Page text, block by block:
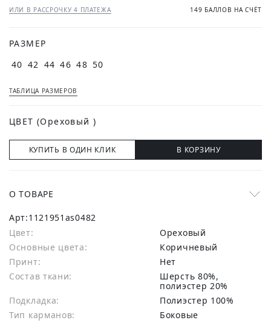
ИЛИ В РАССРОЧКУ 4 ПЛАТЕЖА 149 БАЛЛОВ НА СЧЁТ
РАЗМЕР
40 42 44 46 48 50
ТАБЛИЦА РАЗМЕРОВ
ЦВЕТ (Ореховый )
КУПИТЬ В ОДИН КЛИК В КОРЗИНУ
О ТОВАРЕ
Арт:1121951as0482
Цвет:
Ореховый
Основные цвета:
коричневый
Принт:
Нет
Состав ткани:
шерсть 80%,
полиэстер 20%
Подкладка:
Полиэстер 100%
Тип карманов:
Боковые